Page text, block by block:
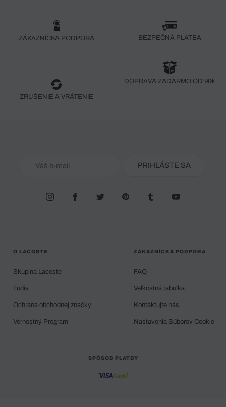
ZÁKAZNÍCKA PODPORA BEZPEČNÁ PLATBA
ZRUŠENIE A VRÁTENIE
DOPRAVA ZADARMO OD 90€
PRIHLÁSTE SA
O LACOSTE
Skupina Lacoste
Ľudia
Ochrana obchodnej značky
Vernostný Program
ZÁKAZNÍCKA PODPORA
FAQ
Veľkostná tabuľka
Kontaktujte nás
Nastavenia Súborov Cookie
SPÔSOB PLATBY